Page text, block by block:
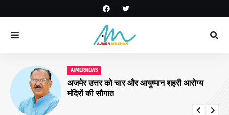
AJMERNEWS
आरयूआईडीपी के पांचवें चरण के कार्यों पर संवाद
कार्यक्रम सम्पन्न